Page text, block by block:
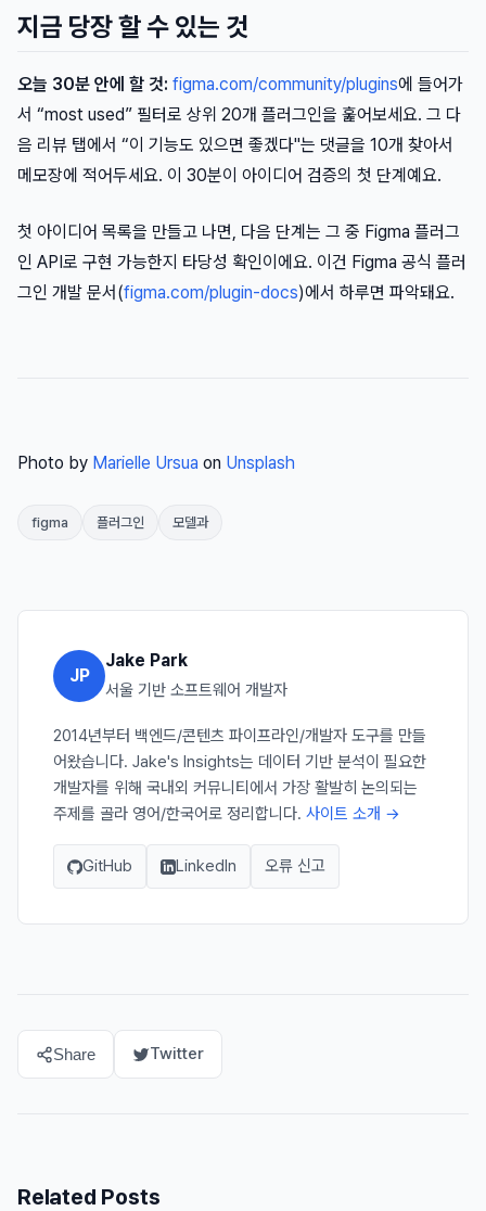
지금 당장 할 수 있는 것
오늘 30분 안에 할 것: figma.com/community/plugins에 들어가
서 “most used” 필터로 상위 20개 플러그인을 훑어보세요. 그 다
음 리뷰 탭에서 “이 기능도 있으면 좋겠다"는 댓글을 10개 찾아서
메모장에 적어두세요. 이 30분이 아이디어 검증의 첫 단계예요.
첫 아이디어 목록을 만들고 나면, 다음 단계는 그 중 Figma 플러그
인 API로 구현 가능한지 타당성 확인이에요. 이건 Figma 공식 플러
그인 개발 문서(figma.com/plugin-docs)에서 하루면 파악돼요.
Photo by Marielle Ursua on Unsplash
figma 플러그인 모델과
JP
Jake Park
서울 기반 소프트웨어 개발자
2014년부터 백엔드/콘텐츠 파이프라인/개발자 도구를 만들
어왔습니다. Jake's Insights는 데이터 기반 분석이 필요한
개발자를 위해 국내외 커뮤니티에서 가장 활발히 논의되는
주제를 골라 영어/한국어로 정리합니다. 사이트 소개 →
GitHub LinkedIn 오류 신고
Share Twitter
Related Posts